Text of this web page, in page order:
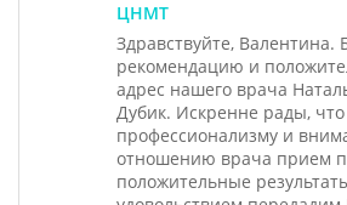
ЦНМТ
Здравствуйте, Валентина.
рекомендацию и
адрес нашего врача
Дубик. Искренне рады, что
профессионализму и
отношению врача прием
положительные